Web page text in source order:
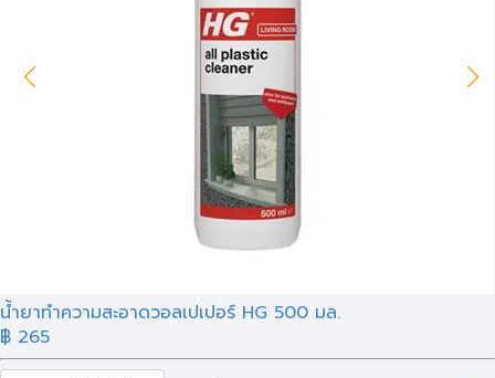
น้ำยาทำความสะอาดวอลเปเปอร์ HG 500 มล.
฿ 265